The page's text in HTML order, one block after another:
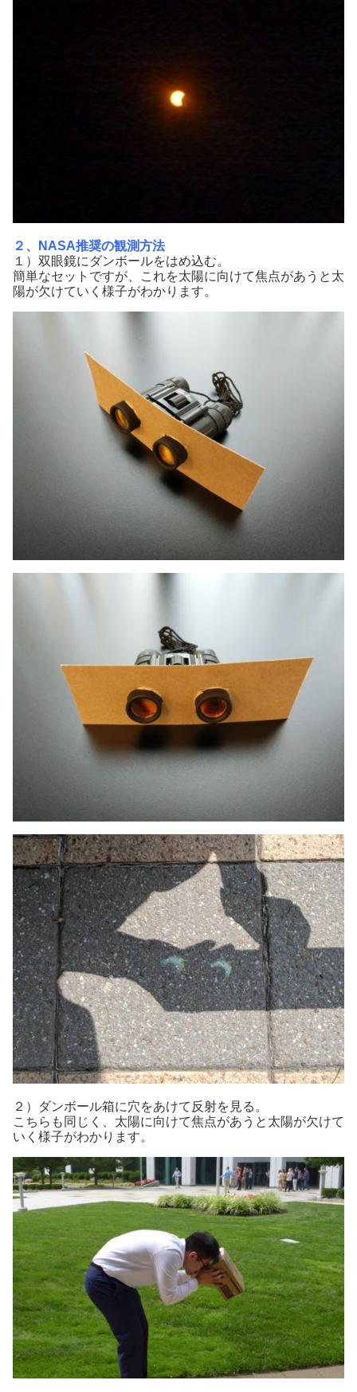
２、NASA推奨の観測方法
１）双眼鏡にダンボールをはめ込む。
簡単なセットですが、これを太陽に向けて焦点があうと太
陽が欠けていく様子がわかります。
２）ダンボール箱に穴をあけて反射を見る。
こちらも同じく、太陽に向けて焦点があうと太陽が欠けて
いく様子がわかります。